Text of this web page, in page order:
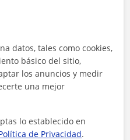
datos, tales como cookies,
básico del sitio,
los anuncios y medir
una mejor
lo establecido en
de Privacidad.